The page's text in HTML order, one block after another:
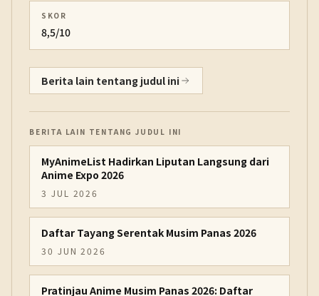
SKOR
8,5/10
Berita lain tentang judul ini
BERITA LAIN TENTANG JUDUL INI
MyAnimeList Hadirkan Liputan Langsung dari
Anime Expo 2026
3 JUL 2026
Daftar Tayang Serentak Musim Panas 2026
30 JUN 2026
Pratinjau Anime Musim Panas 2026: Daftar